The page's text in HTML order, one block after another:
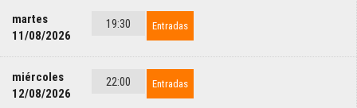
martes
11/08/2026
19:30 Entradas
miércoles
12/08/2026
22:00 Entradas